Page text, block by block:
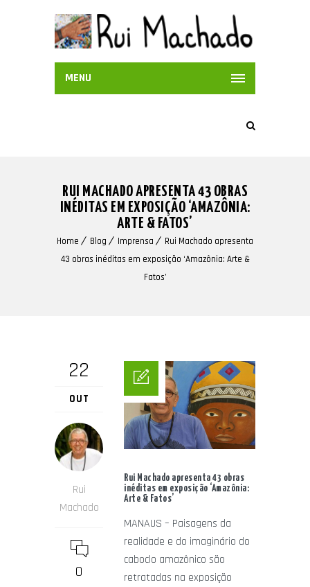
MENU
RUI MACHADO APRESENTA 43 OBRAS
INÉDITAS EM EXPOSIÇÃO ‘AMAZÔNIA:
ARTE & FATOS’
Home Blog Imprensa
Rui Machado apresenta
43 obras inéditas em exposição ‘Amazônia: Arte &
Fatos’
22
OUT
Rui
Machado
0
Rui Machado apresenta 43 obras
inéditas em exposição ‘Amazônia:
Arte & Fatos’
MANAUS – Paisagens da
realidade e do imaginário do
caboclo amazônico são
retratadas na exposição